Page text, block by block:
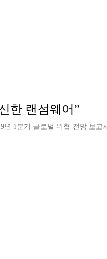
한 랜섬웨어”
1분기 글로벌 위협 전망 보고